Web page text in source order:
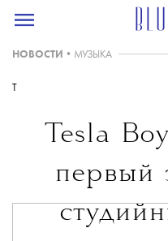
НОВОСТИ • МУЗЫКА
T
Tesla
первый